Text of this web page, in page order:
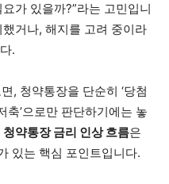
가 있을까?”라는 고민입니
거나, 해지를 고려 중이라
.
, 청약통장을 단순히 ‘당첨
축’으로만 판단하기에는 놓
청약통장 금리 인상 흐름은
있는 핵심 포인트입니다.